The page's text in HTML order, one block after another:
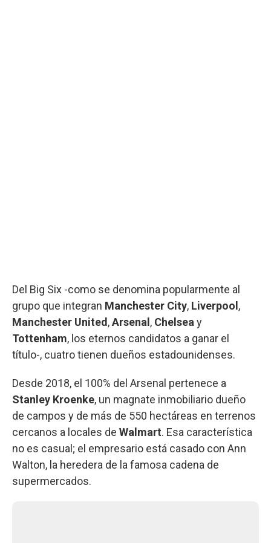
Del Big Six -como se denomina popularmente al
grupo que integran Manchester City, Liverpool ,
Manchester United ,Arsenal , Chelsea y
Tottenham, los eternos candidatos a ganar el
título-, cuatro tienen dueños estadounidenses.
Desde 2018, el 100% del Arsenal pertenece a
Stanley Kroenke, un magnate inmobiliario dueño
de campos y de más de 550 hectáreas en terrenos
cercanos a locales de Walmart. Esa característica
no es casual; el empresario está casado con Ann
Walton, la heredera de la famosa cadena de
supermercados.